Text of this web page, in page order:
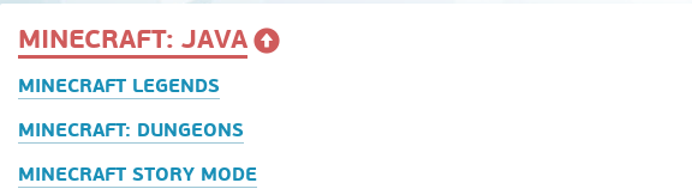
MINECRAFT: JAVA
MINECRAFT LEGENDS
MINECRAFT: DUNGEONS
MINECRAFT STORY MODE